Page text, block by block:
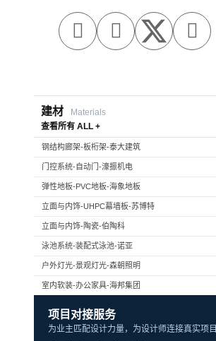
  
建材
Materials
查看所有 ALL +
钢结构廊架-板桁架-泰大建筑
门控系统-自动门-濠振机电
弹性地板-PVC地板-海象地板
立面与内饰-UHPC幕墙板-苏博特
立面与内饰-陶瓷-伯陶科
泳池系统-装配式泳池-诺亚
户外灯光-景观灯光-森朝照明
室内软装-办公家具-海邦集团
项目对接服务
为业主匹配设计力量，为设计师连接真实项目